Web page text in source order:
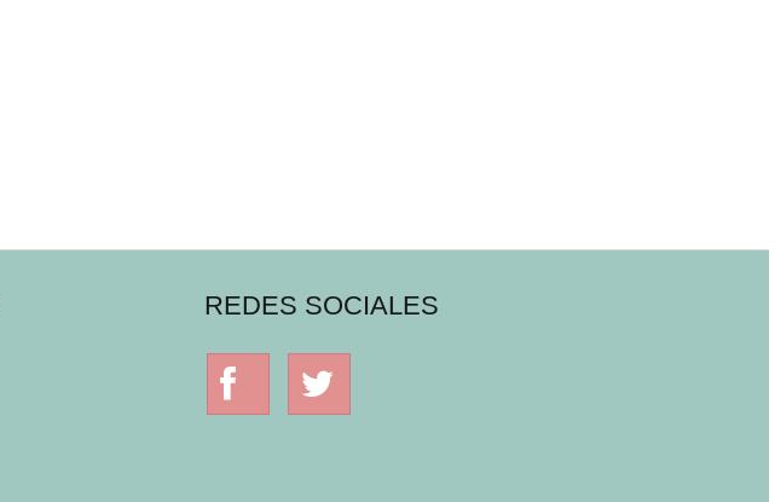
REDES SOCIALES